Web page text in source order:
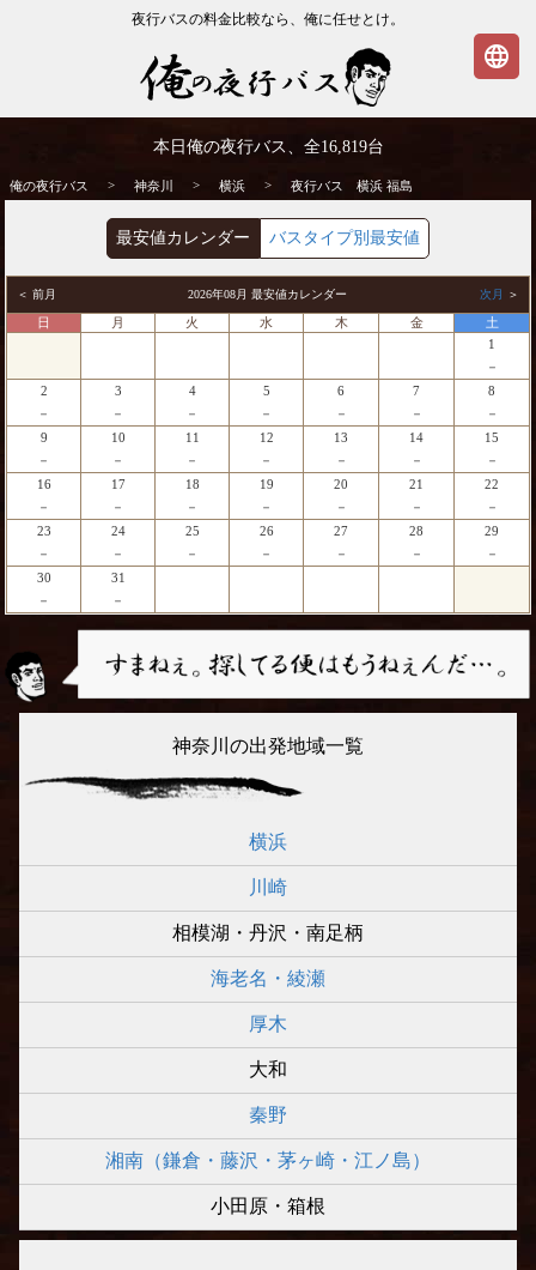
夜行バスの料金比較なら、俺に任せとけ。
夜行バス
本日俺の夜行バス、全16,819台
俺の夜行バス > 神奈川 > 横浜 > 夜行バス 横浜 福島
最安値カレンダー バスタイプ別最安値
＜ 前月 2026年08月 最安値カレンダー 次月 ＞
日 月 火 水 木 金
土
1
－
2
－
3
－
4
－
5
－
6
－
7
－
8
－
9
－
10
－
11
－
12
－
13
－
14
－
15
－
16
－
17
－
18
－
19
－
20
－
21
－
22
－
23
－
24
－
25
－
26
－
27
－
28
－
29
－
30
－
31
－
神奈川の出発地域一覧
横浜
川崎
相模湖・丹沢・南足柄
海老名・綾瀬
厚木
大和
秦野
湘南（鎌倉・藤沢・茅ヶ崎・江ノ島）
小田原・箱根
language